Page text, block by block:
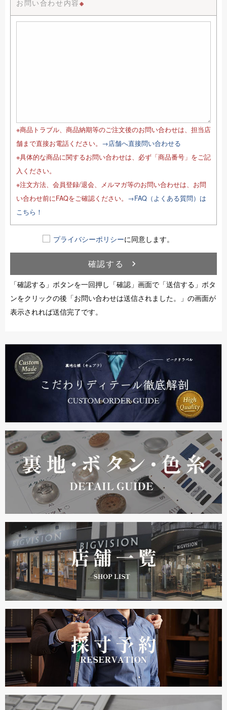
お問い合わせ内容※
※商品トラブル、商品納期等のご注文後のお問い合わせは、担当店
舗まで直接お電話ください。 →店舗へ直接問い合わせる
※具体的な商品に関するお問い合わせは、必ず「商品番号」をご記
入ください。
※注文方法、会員登録/退会、メルマガ等のお問い合わせは、お問
い合わせ前にFAQをご確認ください。 →FAQ（よくある質問）は
こちら！
プライバシーポリシーに同意します。
確認する
navigate_next
「確認する」ボタンを一回押し「確認」画面で「送信する」ボタ
ンをクリックの後「お問い合わせは送信されました。」の画面が
表示されれば送信完了です。